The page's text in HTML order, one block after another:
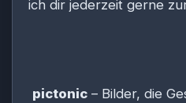
ich dir jederzeit gerne
pictonic – Bilder, die